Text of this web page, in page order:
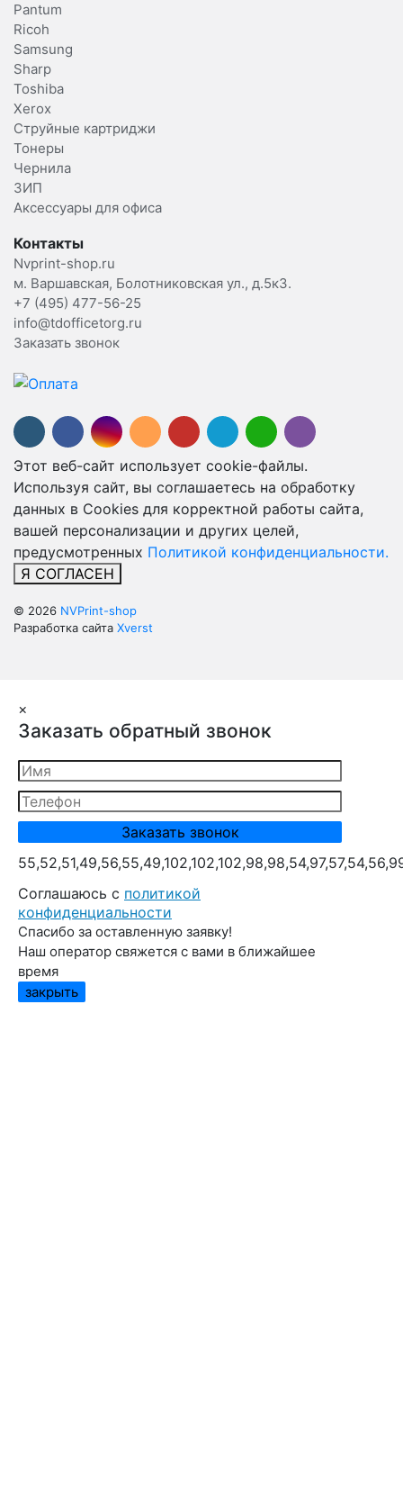
Pantum
Ricoh
Samsung
Sharp
Toshiba
Xerox
Струйные картриджи
Тонеры
Чернила
ЗИП
Аксессуары для офиса
Контакты
Nvprint-shop.ru
м. Варшавская, Болотниковская ул., д.5к3.
+7 (495) 477-56-25
info@tdofficetorg.ru
Заказать звонок
Этот веб-сайт использует cookie-файлы.
Используя сайт, вы соглашаетесь на обработку
данных в Cookies для корректной работы сайта,
вашей персонализации и других целей,
предусмотренных Политикой конфиденциальности.
Я СОГЛАСЕН
© 2026 NVPrint-shop
Разработка сайта Xverst
×
Заказать обратный звонок
Cоглашаюсь с политикой
конфиденциальности
Спасибо за оставленную заявку!
Наш оператор свяжется с вами в ближайшее
время
закрыть